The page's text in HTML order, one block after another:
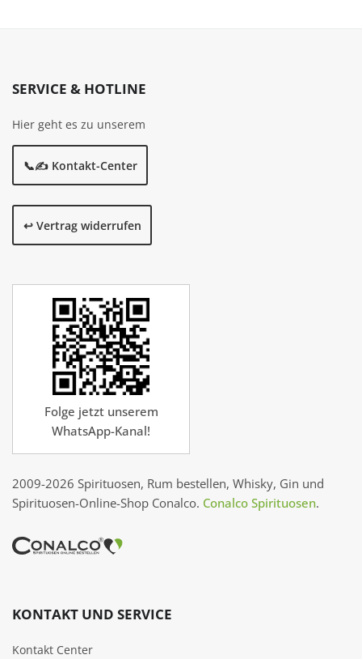
SERVICE & HOTLINE
Hier geht es zu unserem
📞✍️ Kontakt-Center
↩️ Vertrag widerrufen
Folge jetzt unserem
WhatsApp-Kanal!
2009-2026 Spirituosen, Rum bestellen, Whisky, Gin und
Spirituosen-Online-Shop Conalco. Conalco Spirituosen.
KONTAKT UND SERVICE
Kontakt Center